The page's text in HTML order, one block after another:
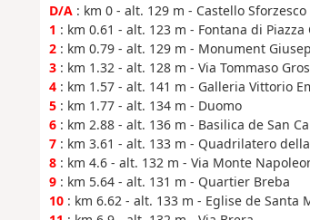
D/A: km 0 - alt. 129 m - Castello Sforzesco
1 : km 0.61 - alt. 123 m - Fontana di Piazza
2: km 0.79 - alt. 129 m - Monument
3: km 1.32 - alt. 128 m - Via Tommaso
4: km 1.57 - alt. 141 m - Galleria Vittorio
5: km 1.77 - alt. 134 m - Duomo
6: km 2.88 - alt. 136 m - Basilica de San
7: km 3.61 - alt. 133 m - Quadrilatero
8: km 4.6 - alt. 132 m - Via Monte
9: km 5.64 - alt. 131 m - Quartier Breba
10: km 6.62 - alt. 133 m - Eglise de Santa